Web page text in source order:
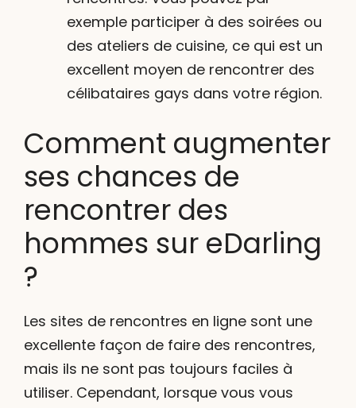
exemple participer à des soirées ou
des ateliers de cuisine, ce qui est un
excellent moyen de rencontrer des
célibataires gays dans votre région.
Comment augmenter
ses chances de
rencontrer des
hommes sur eDarling
?
Les sites de rencontres en ligne sont une
excellente façon de faire des rencontres,
mais ils ne sont pas toujours faciles à
utiliser. Cependant, lorsque vous vous